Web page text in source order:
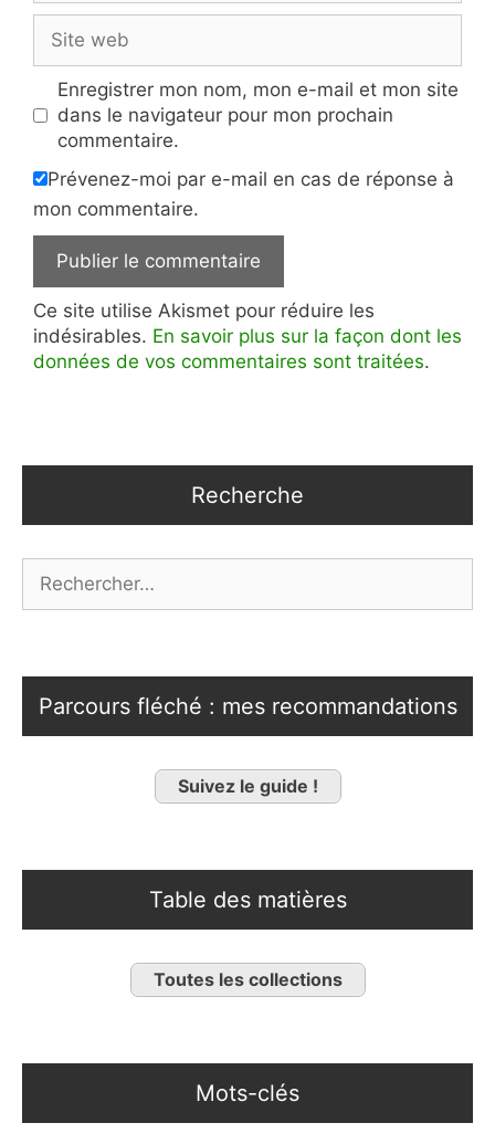
web
Enregistrer mon nom, mon e-mail et mon site
dans le navigateur pour mon prochain
commentaire.
Prévenez-moi par e-mail en cas de réponse à
mon commentaire.
Ce site utilise Akismet pour réduire les
indésirables. En savoir plus sur la façon dont les
données de vos commentaires sont traitées.
Recherche
Parcours fléché : mes recommandations
Suivez le guide !
Table des matières
Toutes les collections
Mots-clés